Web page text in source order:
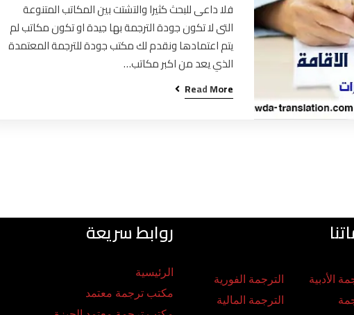
فلا داعى للبحث كثيرا والتشتت بين المكاتب المتنوعة
التى لا تكون جودة الترجمة بها جيدة او تكون مكاتب لم
يتم اعتمادها ونقدم لك مكتب جودة للترجمة المعتمدة
الذي يعد من اكبر مكاتب…
Read More
الأدبية
الترجمة الفورية
الترجمة المالية
روابط سريعة
الرئيسية
مكتب ترجمة معتمد